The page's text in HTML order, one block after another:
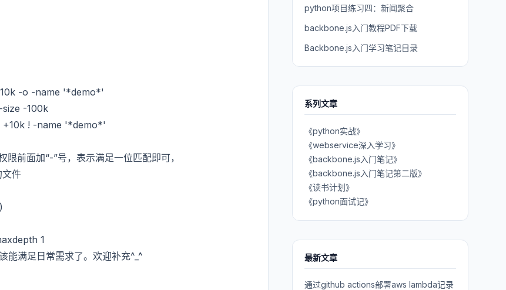
-o -name '*demo*'
size -100k
+10k ! -name '*demo*'
前面加“-”号，表示满足一位匹配即可，
件
1
满足日常需求了。欢迎补充^_^
python项目练习四：新闻聚合
backbone.js入门教程PDF下载
Backbone.js入门学习笔记目录
系列文章
《python实战》
《webservice深入学习》
《backbone.js入门笔记》
《backbone.js入门笔记第二版》
《读书计划》
《python面试记》
最新文章
通过github actions部署aws lambda记录